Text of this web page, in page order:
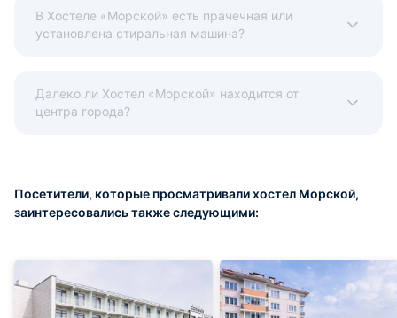
В Хостеле «Морской» есть прачечная или
установлена стиральная машина?
Далеко ли Хостел «Морской» находится от
центра города?
Посетители, которые просматривали хостел Морской,
заинтересовались также следующими: